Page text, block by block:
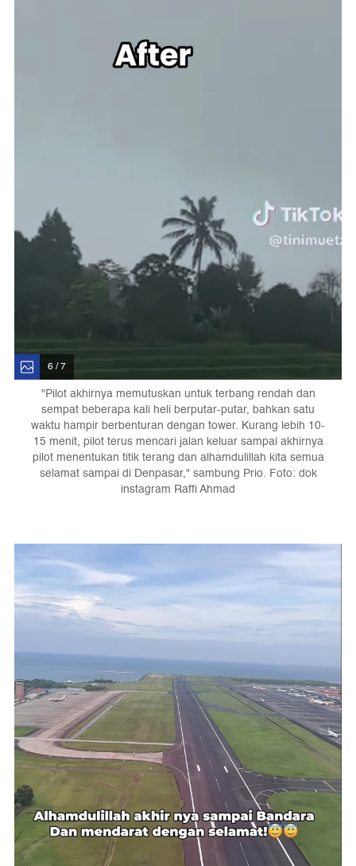
6 / 7
"Pilot akhirnya memutuskan untuk terbang rendah dan
sempat beberapa kali heli berputar-putar, bahkan satu
waktu hampir berbenturan dengan tower. Kurang lebih 10-
15 menit, pilot terus mencari jalan keluar sampai akhirnya
pilot menentukan titik terang dan alhamdulillah kita semua
selamat sampai di Denpasar," sambung Prio. Foto: dok
instagram Raffi Ahmad